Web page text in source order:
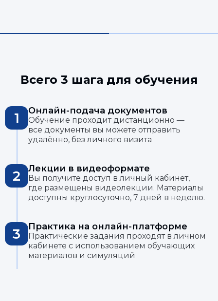
Всего 3 шага для обучения
1 Онлайн-подача документов
Обучение проходит дистанционно —
все документы вы можете отправить
удалённо, без личного визита
2 Лекции в видеоформате
Вы получите доступ в личный кабинет,
где размещены видеолекции. Материалы
доступны круглосуточно, 7 дней в неделю.
3 Практика на онлайн-платформе
Практические задания проходят в личном
кабинете с использованием обучающих
материалов и симуляций